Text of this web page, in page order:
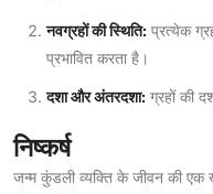
नवग्रहों की स्थिति: प्रत्येक
प्रभावित करता है।
दशा और अंतरदशा: ग्रहों की
निष्कर्ष
जन्म कुंडली व्यक्ति के जीवन की एक